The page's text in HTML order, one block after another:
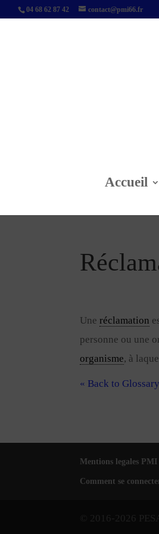
04 68 62 87 42 contact@pmi66.fr
Accueil
Une réclamation
personne ou une
organisme, à
« Back to
Mentions legales PMI
Comment se